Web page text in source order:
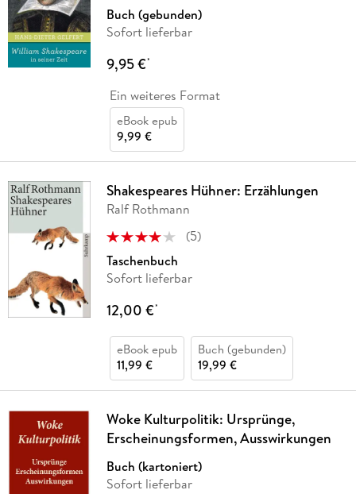
Buch (gebunden)
Sofort lieferbar
9,95 €*
Ein weiteres Format
eBook epub
9,99 €
Shakespeares Hühner: Erzählungen
Ralf Rothmann
(5)
Taschenbuch
Sofort lieferbar
12,00 €*
eBook epub
11,99 €
Buch (gebunden)
19,99 €
Woke Kulturpolitik: Ursprünge,
Erscheinungsformen, Ausswirkungen
Buch (kartoniert)
Sofort lieferbar